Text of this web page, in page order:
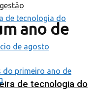
de tecnologia do
ano de